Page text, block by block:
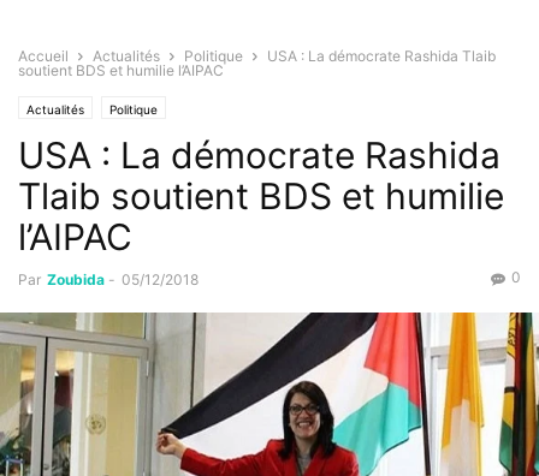
Accueil Actualités Politique
USA : La démocrate Rashida Tlaib
soutient BDS et humilie l’AIPAC
Actualités Politique
USA : La démocrate Rashida
Tlaib soutient BDS et humilie
l’AIPAC
Par Zoubida - 05/12/2018 0